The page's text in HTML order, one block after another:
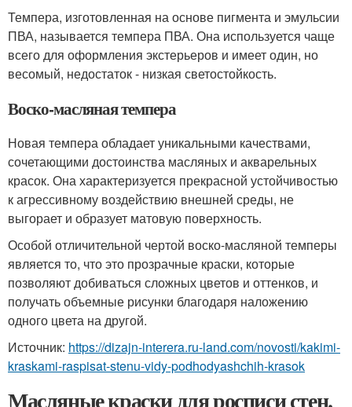
Темпера, изготовленная на основе пигмента и эмульсии
ПВА, называется темпера ПВА. Она используется чаще
всего для оформления экстерьеров и имеет один, но
весомый, недостаток - низкая светостойкость.
Воско-масляная темпера
Новая темпера обладает уникальными качествами,
сочетающими достоинства масляных и акварельных
красок. Она характеризуется прекрасной устойчивостью
к агрессивному воздействию внешней среды, не
выгорает и образует матовую поверхность.
Особой отличительной чертой воско-масляной темперы
является то, что это прозрачные краски, которые
позволяют добиваться сложных цветов и оттенков, и
получать объемные рисунки благодаря наложению
одного цвета на другой.
Источник: https://dizajn-interera.ru-land.com/novosti/kakimi-
kraskami-raspisat-stenu-vidy-podhodyashchih-krasok
Масляные краски для росписи стен.